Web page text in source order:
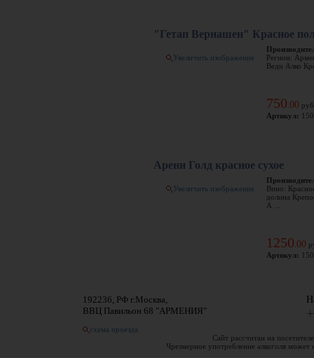
"Гетап Вернашен" Красное
Увеличить изображение
Регион:
Веди Алко
750 00
Артикул:
Арени Голд красное сухое
Увеличить изображение
Вино:
долина
А ...
1250 00
Артикул:
192236, РФ г.Москва,
ВВЦ Павильон 68 "АРМЕНИЯ"
схема проезда
Сайт рассчитан на
Чрезмерное употребление алкоголя